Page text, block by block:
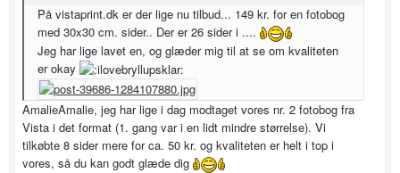
På vistaprint.dk er der lige nu tilbud... 149 kr. for en fotobog
med 30x30 cm. sider.. Der er 26 sider i ....
Jeg har lige lavet en, og glæder mig til at se om kvaliteten
er okay
AmalieAmalie, jeg har lige i dag modtaget vores nr. 2 fotobog fra
Vista i det format (1. gang var i en lidt mindre størrelse). Vi
tilkøbte 8 sider mere for ca. 50 kr. og kvaliteten er helt i top i
vores, så du kan godt glæde dig